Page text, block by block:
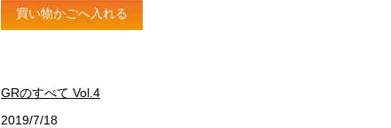
買い物かごへ入れる
GRのすべて Vol.4
2019/7/18